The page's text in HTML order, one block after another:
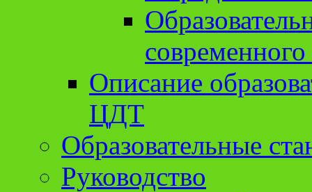
Описание
ЦДТ
Образовательные
Руководство